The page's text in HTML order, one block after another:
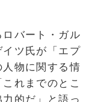
バート・ガル
ツ氏が「エプ
物に関する情
れまでのとこ
的だ」と語っ